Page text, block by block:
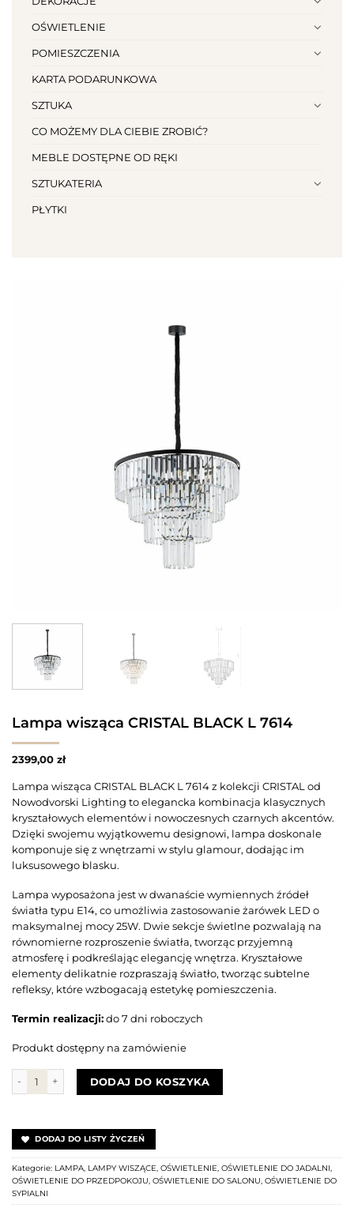
OŚWIETLENIE
POMIESZCZENIA
KARTA PODARUNKOWA
SZTUKA
CO MOŻEMY DLA CIEBIE ZROBIĆ?
MEBLE DOSTĘPNE OD RĘKI
SZTUKATERIA
PŁYTKI
Lampa wisząca CRISTAL BLACK L 7614
2399,00 zł
Lampa wisząca CRISTAL BLACK L 7614 z kolekcji CRISTAL od
Nowodvorski Lighting to elegancka kombinacja klasycznych
kryształowych elementów i nowoczesnych czarnych akcentów.
Dzięki swojemu wyjątkowemu designowi, lampa doskonale
komponuje się z wnętrzami w stylu glamour, dodając im
luksusowego blasku.
Lampa wyposażona jest w dwanaście wymiennych źródeł
światła typu E14, co umożliwia zastosowanie żarówek LED o
maksymalnej mocy 25W. Dwie sekcje świetlne pozwalają na
równomierne rozproszenie światła, tworząc przyjemną
atmosferę i podkreślając elegancję wnętrza. Kryształowe
elementy delikatnie rozpraszają światło, tworząc subtelne
refleksy, które wzbogacają estetykę pomieszczenia.
Termin realizacji:do 7 dni roboczych
Produkt dostępny na zamówienie
ilość Lampa wisząca CRISTAL BLACK L 7614
DODAJ DO KOSZYKA
DODAJ DO LISTY ŻYCZEŃ
Kategorie: LAMPA, LAMPY WISZĄCE, OŚWIETLENIE, OŚWIETLENIE DO JADALNI,
OŚWIETLENIE DO PRZEDPOKOJU, OŚWIETLENIE DO SALONU, OŚWIETLENIE DO
SYPIALNI